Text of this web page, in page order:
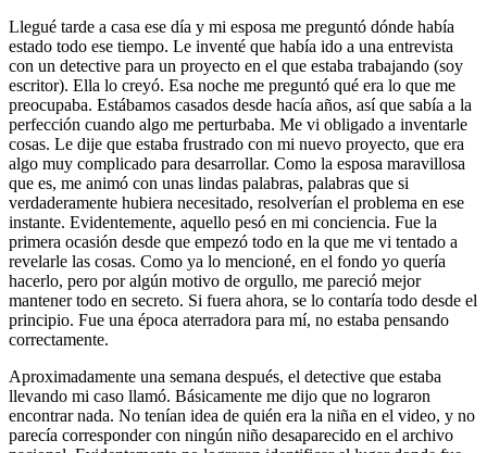
Llegué tarde a casa ese día y mi esposa me preguntó dónde había
estado todo ese tiempo. Le inventé que había ido a una entrevista
con un detective para un proyecto en el que estaba trabajando (soy
escritor). Ella lo creyó. Esa noche me preguntó qué era lo que me
preocupaba. Estábamos casados desde hacía años, así que sabía a la
perfección cuando algo me perturbaba. Me vi obligado a inventarle
cosas. Le dije que estaba frustrado con mi nuevo proyecto, que era
algo muy complicado para desarrollar. Como la esposa maravillosa
que es, me animó con unas lindas palabras, palabras que si
verdaderamente hubiera necesitado, resolverían el problema en ese
instante. Evidentemente, aquello pesó en mi conciencia. Fue la
primera ocasión desde que empezó todo en la que me vi tentado a
revelarle las cosas. Como ya lo mencioné, en el fondo yo quería
hacerlo, pero por algún motivo de orgullo, me pareció mejor
mantener todo en secreto. Si fuera ahora, se lo contaría todo desde el
principio. Fue una época aterradora para mí, no estaba pensando
correctamente.
Aproximadamente una semana después, el detective que estaba
llevando mi caso llamó. Básicamente me dijo que no lograron
encontrar nada. No tenían idea de quién era la niña en el video, y no
parecía corresponder con ningún niño desaparecido en el archivo